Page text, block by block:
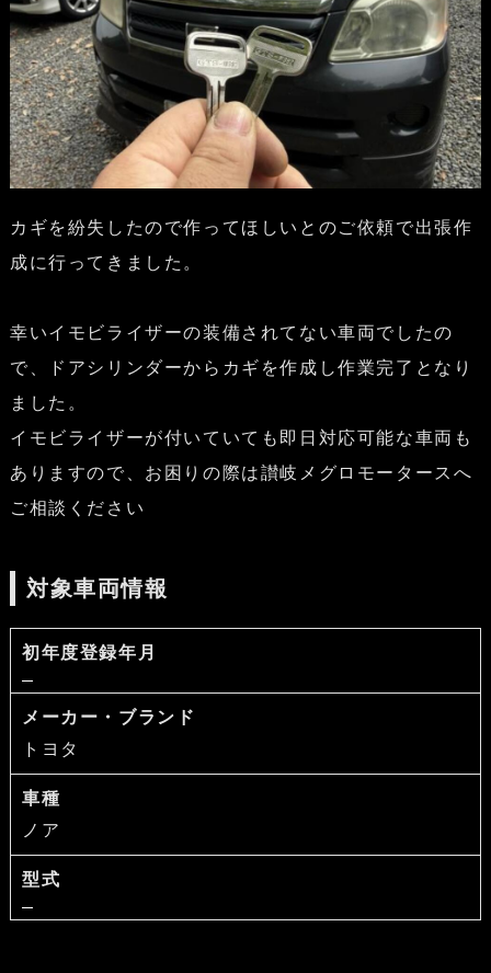
カギを紛失したので作ってほしいとのご依頼で出張作
成に行ってきました。
幸いイモビライザーの装備されてない車両でしたの
で、ドアシリンダーからカギを作成し作業完了となり
ました。
イモビライザーが付いていても即日対応可能な車両も
ありますので、お困りの際は讃岐メグロモータースへ
ご相談ください
対象車両情報
初年度登録年月
メーカー・ブランド
トヨタ
車種
ノア
型式